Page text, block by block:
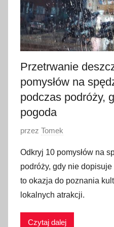
Przetrwanie
pomysłów na
podczas podróży,
pogoda
O
u
b
l
i
przez Tomek
Odkryj 10 pomysłów na
podróży, gdy nie
to okazja do poznania
lokalnych atrakcji.
Czytaj dalej